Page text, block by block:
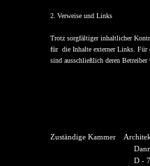
Zuständige Kammer
D - 70182
2. Verweise und Links
Trotz sorgfältiger inhaltlicher
für die Inhalte externer Links. Für
sind ausschließlich deren